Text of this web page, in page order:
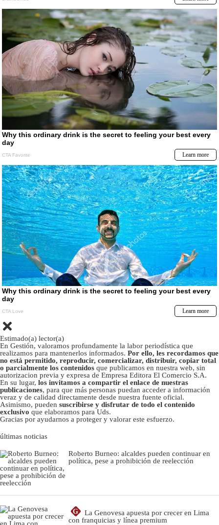
Estimado(a) lector(a)
En Gestión, valoramos profundamente la labor periodística que
realizamos para mantenerlos informados. Por ello, les recordamos que
no está permitido, reproducir, comercializar, distribuir, copiar total
o parcialmente los contenidos que publicamos en nuestra web, sin
autorizacion previa y expresa de Empresa Editora El Comercio S.A.
En su lugar, los invitamos a compartir el enlace de nuestras
publicaciones, para que más personas puedan acceder a información
veraz y de calidad directamente desde nuestra fuente oficial.
Asimismo, pueden suscribirse y disfrutar de todo el contenido
exclusivo que elaboramos para Uds.
Gracias por ayudarnos a proteger y valorar este esfuerzo.
últimas noticias
Roberto Burneo: alcaldes pueden continuar en
política, pese a prohibición de reelección
G
La Genovesa apuesta por crecer en Lima
con franquicias y línea premium